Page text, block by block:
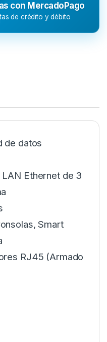
con MercadoPago
de crédito y débito
de datos
LAN Ethernet de 3
Smart
RJ45 (Armado